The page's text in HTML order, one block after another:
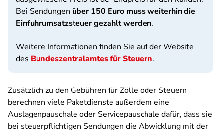
Bei Sendungen über 150 Euro muss weiterhin die
Einfuhrumsatzsteuer gezahlt werden.
Weitere Informationen finden Sie auf der Website
des Bundeszentralamtes für Steuern.
Zusätzlich zu den Gebühren für Zölle oder Steuern
berechnen viele Paketdienste außerdem eine
Auslagenpauschale oder Servicepauschale dafür, dass sie
bei steuerpflichtigen Sendungen die Abwicklung mit der